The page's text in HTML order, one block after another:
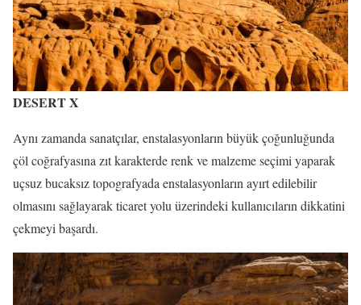
DESERT X
Aynı zamanda sanatçılar, enstalasyonların büyük çoğunluğunda
çöl coğrafyasına zıt karakterde renk ve malzeme seçimi yaparak
uçsuz bucaksız topografyada enstalasyonların ayırt edilebilir
olmasını sağlayarak ticaret yolu üzerindeki kullanıcıların dikkatini
çekmeyi başardı.